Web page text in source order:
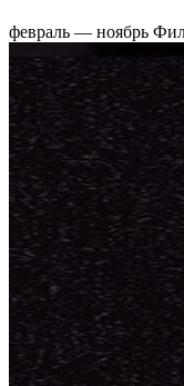
февраль — ноябрь